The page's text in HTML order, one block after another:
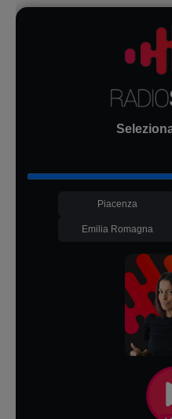
Piacenza
Emilia Romagna